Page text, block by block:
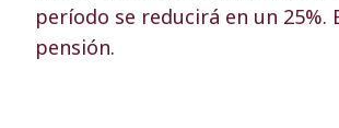
período se reducirá en un
pensión.